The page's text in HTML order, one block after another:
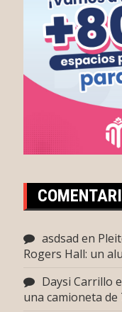
asdsad en
Rogers Hall: un
Daysi Carrillo
una camioneta